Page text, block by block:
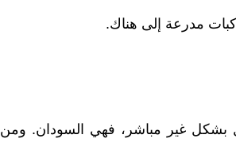
بشكل غير مباشر، فهي السودان. ومن